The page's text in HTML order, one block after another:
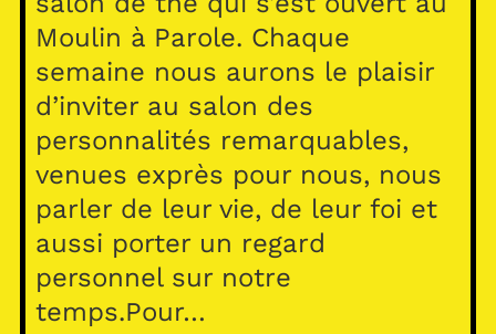
Moulin à Parole. Chaque
semaine nous aurons le plaisir
d’inviter au salon des
personnalités remarquables,
venues exprès pour nous, nous
parler de leur vie, de leur foi et
aussi porter un regard
personnel sur notre
temps.Pour…